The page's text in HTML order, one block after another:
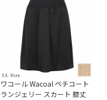
ワコール Wacoal ペチコート
ランジェリー スカート 膝丈